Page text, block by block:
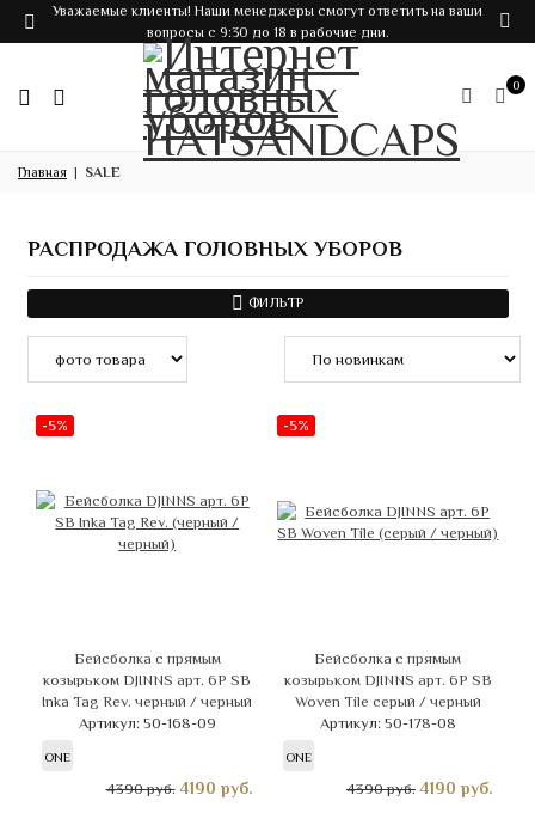
Уважаемые клиенты! Наши менеджеры смогут ответить на ваши
вопросы с 9:30 до 18 в рабочие дни.
0
Главная SALE
РАСПРОДАЖА ГОЛОВНЫХ УБОРОВ
ФИЛЬТР
-5%
Бейсболка с прямым
козырьком DJINNS арт. 6P SB
Inka Tag Rev. черный / черный
Артикул: 50-168-09
ONE
4390 руб. 4190 руб.
-5%
Бейсболка с прямым
козырьком DJINNS арт. 6P SB
Woven Tile серый / черный
Артикул: 50-178-08
ONE
4390 руб. 4190 руб.